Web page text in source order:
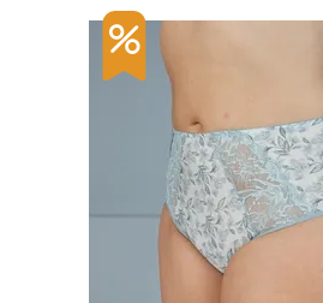
Большая
фотография